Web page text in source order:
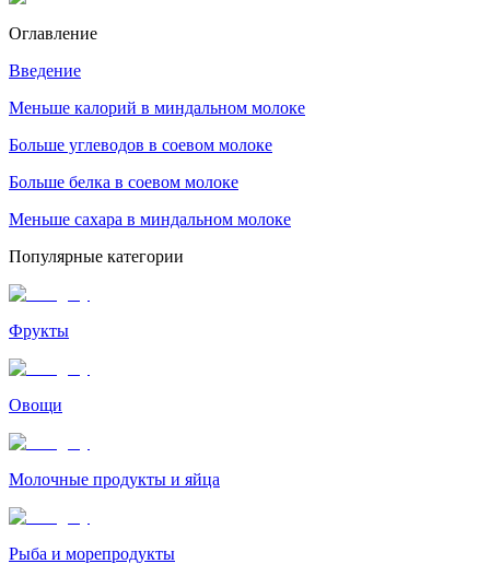
Оглавление
Введение
Меньше калорий в миндальном молоке
Больше углеводов в соевом молоке
Больше белка в соевом молоке
Меньше сахара в миндальном молоке
Популярные категории
Фрукты
Овощи
Молочные продукты и яйца
Рыба и морепродукты